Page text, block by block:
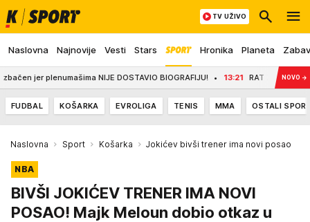
Naslovna Najnovije Vesti Stars Hronika Planeta
TV UŽIVO
plenumašima NIJE DOSTAVIO BIOGRAFIJU! 13:21 RAT ZA FIFA TRON -
NOVO →
FUDBAL KOŠARKA EVROLIGA TENIS MMA OSTALI
Naslovna Sport Košarka Jokićev bivši trener ima novi posao
NBA
BIVŠI JOKIĆEV TRENER IMA NOVI
POSAO! Majk Meloun dobio otkaz u